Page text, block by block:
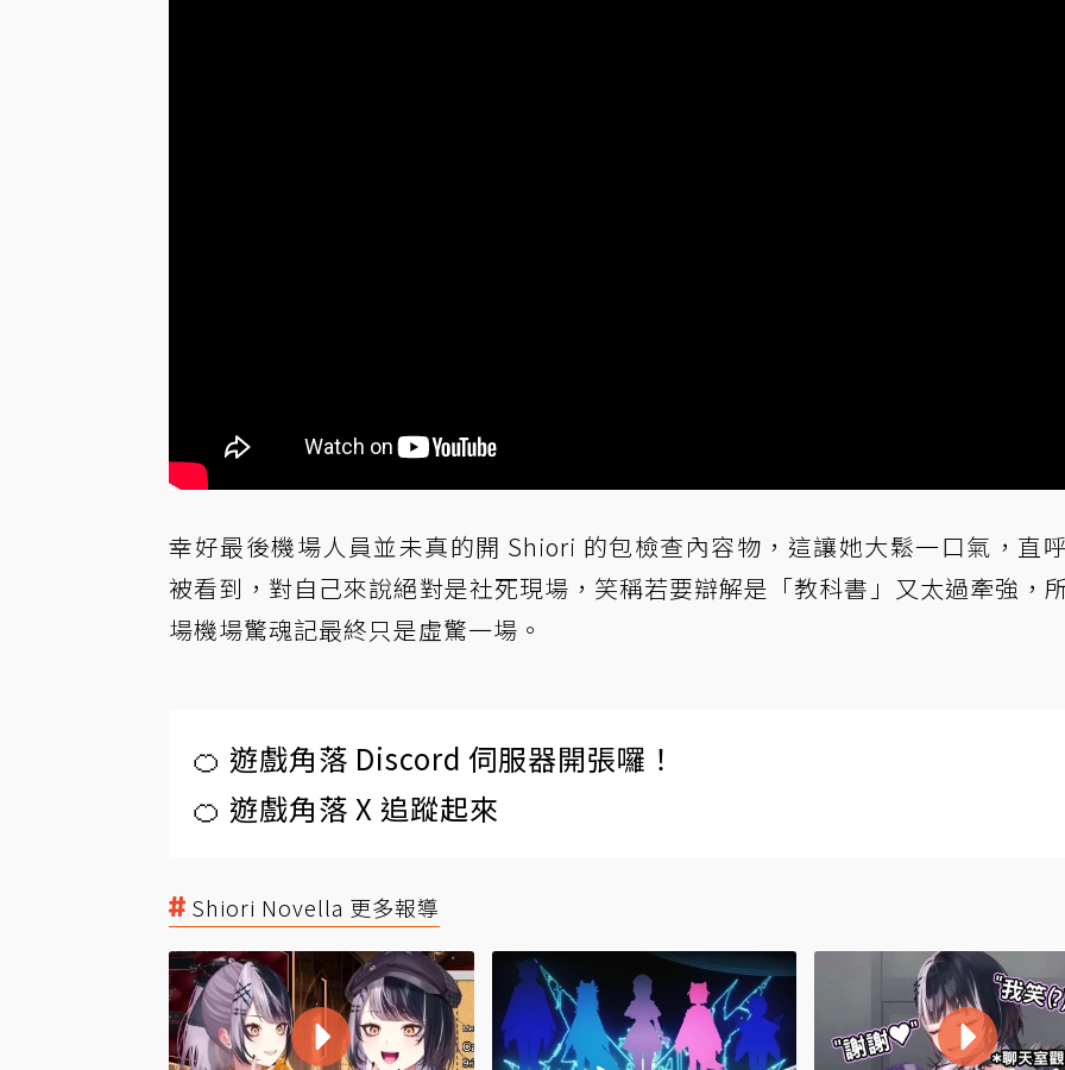
幸好最後機場人員並未真的開 Shiori 的包檢查內容物，這讓她大鬆一口氣，直
被看到，對自己來說絕對是社死現場，笑稱若要辯解是「教科書」又太過牽強，
場機場驚魂記最終只是虛驚一場。
🍊 遊戲角落 Discord 伺服器開張囉！
🍊 遊戲角落 X 追蹤起來
Shiori Novella 更多報導